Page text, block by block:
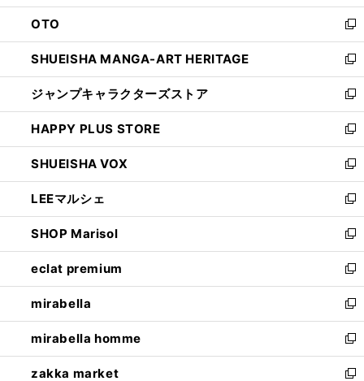
ウ
で
開
く
ン
ド
ウ
で
開
く
OTO
新
し
い
ウ
ィ
ン
ド
ウ
で
開
く
SHUEISHA MANGA-ART HERITAGE
新
し
い
ウ
ィ
ン
ド
ウ
で
開
く
ジャンプキャラクターズストア
新
し
い
ウ
ィ
ン
ド
ウ
で
開
く
HAPPY PLUS STORE
新
し
い
ウ
ィ
ン
ド
ウ
で
開
く
SHUEISHA VOX
新
し
い
ウ
ィ
ン
ド
ウ
で
開
く
LEEマルシェ
新
し
い
ウ
ィ
ン
ド
ウ
で
開
く
SHOP Marisol
新
し
い
ウ
ィ
ン
ド
ウ
で
eclat premium
新
し
い
ウ
ィ
ン
ド
mirabella
新
し
い
ウ
ィ
mirabella homme
新
し
い
zakka market
新